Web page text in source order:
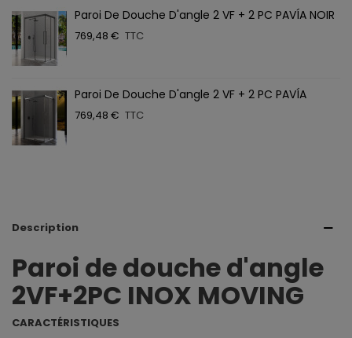
Paroi De Douche D'angle 2 VF + 2 PC PAVÍA NOIR
769,48 € TTC
Paroi De Douche D'angle 2 VF + 2 PC PAVÍA
769,48 € TTC
Description
Paroi de douche d'angle
2VF+2PC INOX MOVING
CARACTÉRISTIQUES